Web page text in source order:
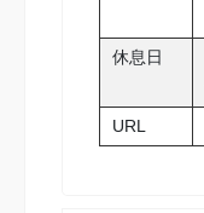
休息日
URL